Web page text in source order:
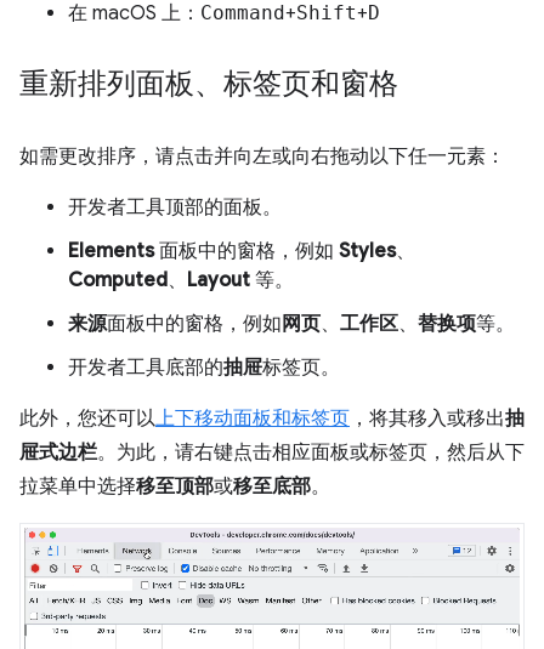
在 macOS 上： Command+Shift+D
重新排列面板、标签页和窗格
如需更改排序，请点击并向左或向右拖动以下任一元素：
开发者工具顶部的面板。
Elements面板中的窗格，例如 Styles、
Computed、 Layout 等。
来源面板中的窗格，例如 网页、 工作区、 替换项等。
开发者工具底部的抽屉标签页。
此外，您还可以上下移动面板和标签页 ，将其移入或移出抽
屉式边栏。为此，请右键点击相应面板或标签页，然后从下
拉菜单中选择移至顶部或移至底部。